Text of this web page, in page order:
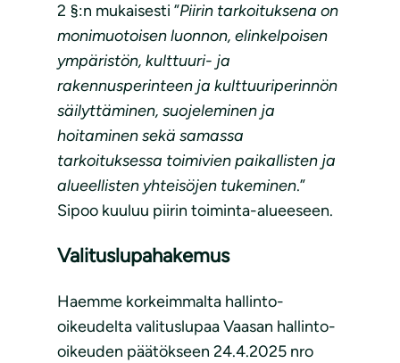
2 §:n mukaisesti ”Piirin tarkoituksena on
monimuotoisen luonnon, elinkelpoisen
ympäristön, kulttuuri- ja
rakennusperinteen ja kulttuuriperinnön
säilyttäminen, suojeleminen ja
hoitaminen sekä samassa
tarkoituksessa toimivien paikallisten ja
alueellisten yhteisöjen tukeminen.”
Sipoo kuuluu piirin toiminta-alueeseen.
Valituslupahakemus
Haemme korkeimmalta hallinto-
oikeudelta valituslupaa Vaasan hallinto-
oikeuden päätökseen 24.4.2025 nro